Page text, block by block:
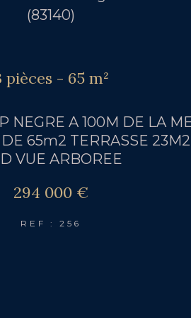
(83140)
pièces - 65 m²
NEGRE A 100M DE LA
65m2 TERRASSE 23M2
VUE ARBOREE
294 000 €
REF : 256